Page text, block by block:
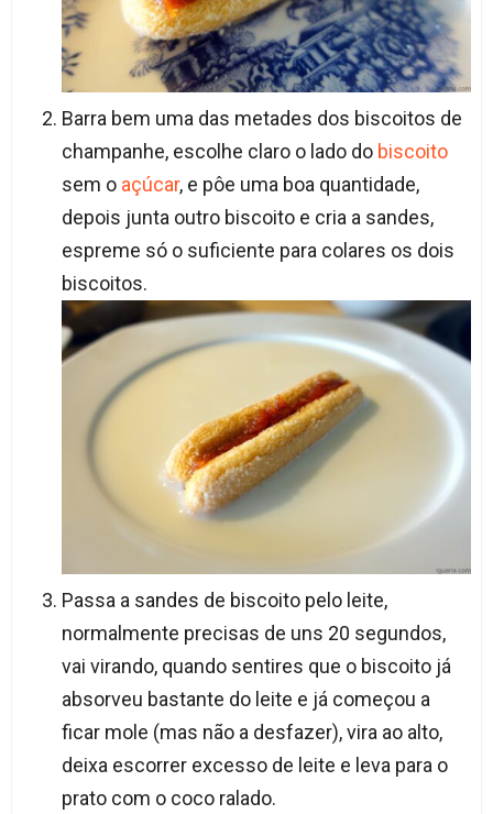
Barra bem uma das metades dos biscoitos de
champanhe, escolhe claro o lado do biscoito
sem o açúcar, e pôe uma boa quantidade,
depois junta outro biscoito e cria a sandes,
espreme só o suficiente para colares os dois
biscoitos.
Passa a sandes de biscoito pelo leite,
normalmente precisas de uns 20 segundos,
vai virando, quando sentires que o biscoito já
absorveu bastante do leite e já começou a
ficar mole (mas não a desfazer), vira ao alto,
deixa escorrer excesso de leite e leva para o
prato com o coco ralado.